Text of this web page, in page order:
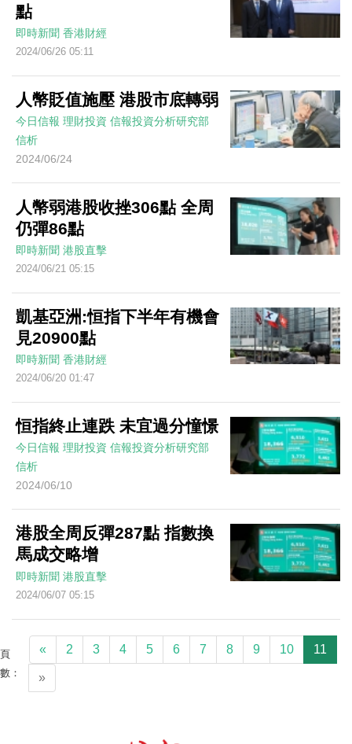
點
即時新聞 香港財經
2024/06/26 05:11
人幣貶值施壓 港股市底轉弱
今日信報 理財投資 信報投資分析研究部
信析
2024/06/24
人幣弱港股收挫306點 全周
仍彈86點
即時新聞 港股直擊
2024/06/21 05:15
凱基亞洲:恒指下半年有機會
見20900點
即時新聞 香港財經
2024/06/20 01:47
恒指終止連跌 未宜過分憧憬
今日信報 理財投資 信報投資分析研究部
信析
2024/06/10
港股全周反彈287點 指數換
馬成交略增
即時新聞 港股直擊
2024/06/07 05:15
頁
數：
« 2 3 4 5 6 7 8 9 10 11
»